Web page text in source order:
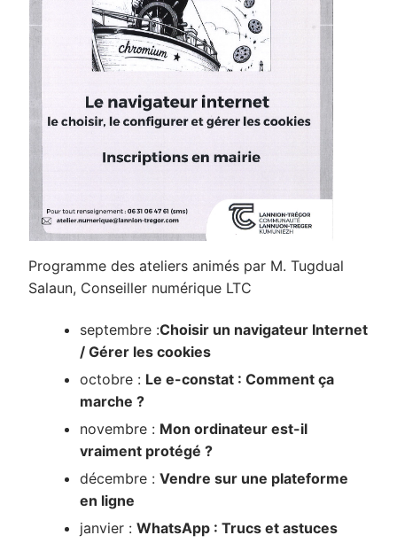
Programme des ateliers animés par M. Tugdual
Salaun, Conseiller numérique LTC
septembre :Choisir un navigateur Internet
/ Gérer les cookies
octobre : Le e-constat : Comment ça
marche ?
novembre : Mon ordinateur est-il
vraiment protégé ?
décembre : Vendre sur une plateforme
en ligne
janvier : WhatsApp : Trucs et astuces